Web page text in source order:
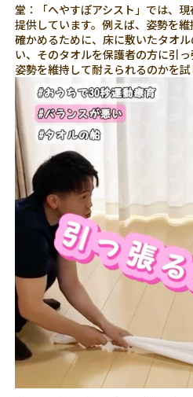
堂：「へやすぽアシスト」では、
提供しています。例えば、姿勢を
確かめるために、床に敷いたタオ
い、そのタオルを保護者の方に引っ
姿勢を維持して耐えられるのかを試